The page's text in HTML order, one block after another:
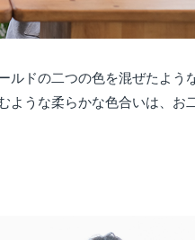
ルドの二つの色を混ぜたよう
ような柔らかな色合いは、お